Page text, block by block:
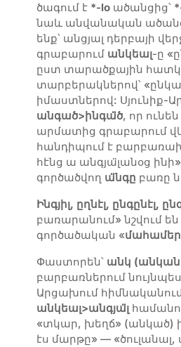
ծագում է *-lo ածանցից՝
նաև անվանական ածանցի
ենք՝ անցյալ դերբայի
գրաբարում անկեալ-ը
ըստ տարածքային
տարբերակներով՝
իմաստներով:
անգած>ինգած, որ
արմատից գրաբարում
հանդիպում է
հէնց ա անգյա̈լանօց
գործածվող անգը բառը
Ինգյիլ, ըղնէլ, ընգընէլ,
բառարանում» նշվում
գործածական «
Փաստորեն՝ անկ
բարբառներում
Արցախում
անկեալ>անգյալ
«տկար, խեղճ» (անկած)
էս մարթը» —